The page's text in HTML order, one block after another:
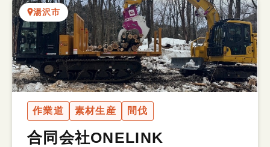
湯沢市
作業道 素材生産 間伐
合同会社ONELINK